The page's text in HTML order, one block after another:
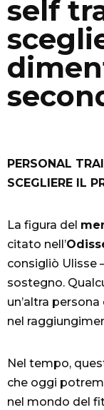
self
PERSONAL
SCEGLIERE IL
La figura del
citato nell’
consigliò Ulisse
sostegno.
un’altra
nel
Nel tempo,
che oggi
nel mondo del